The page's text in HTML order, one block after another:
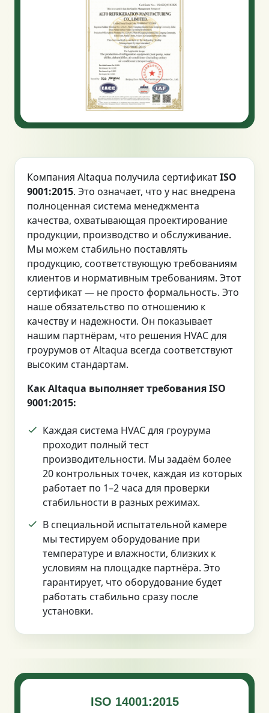
Компания Altaqua получила сертификатISO
9001:2015. Это означает, что у нас внедрена
полноценная система менеджмента
качества, охватывающая проектирование
продукции, производство и обслуживание.
Мы можем стабильно поставлять
продукцию, соответствующую требованиям
клиентов и нормативным требованиям. Этот
сертификат — не просто формальность. Это
наше обязательство по отношению к
качеству и надежности. Он показывает
нашим партнёрам, что решения HVAC для
гроурумов от Altaqua всегда соответствуют
высоким стандартам.
Как Altaqua выполняет требования ISO
9001:2015:
Каждая система HVAC для гроурума
проходит полный тест
производительности. Мы задаём более
20 контрольных точек, каждая из которых
работает по 1–2 часа для проверки
стабильности в разных режимах.
В специальной испытательной камере
мы тестируем оборудование при
температуре и влажности, близких к
условиям на площадке партнёра. Это
гарантирует, что оборудование будет
работать стабильно сразу после
установки.
ISO 14001:2015